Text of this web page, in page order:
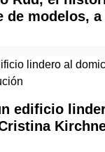
de modelos,
edificio